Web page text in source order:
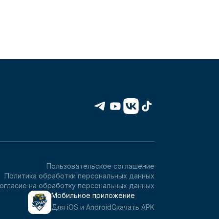
Мобильное приложение
Для iOS и AndroidСкачать APK
Пользовательское соглашение
Политика обработки персональных данных
на обработку персональных данных